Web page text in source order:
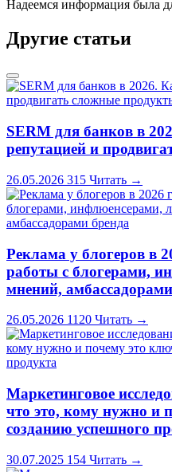
Надеемся информация была
Другие статьи
SERM для банков в
репутацией и
26.05.2026 315 Читать →
Реклама у блогеров в
работы с блогерами,
мнений,
26.05.2026 1120 Читать →
Маркетинговое
что это, кому нужно и
созданию успешного
30.07.2025 154 Читать →